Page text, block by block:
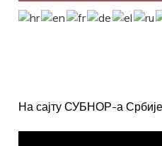
На сајту СУБНОР-а